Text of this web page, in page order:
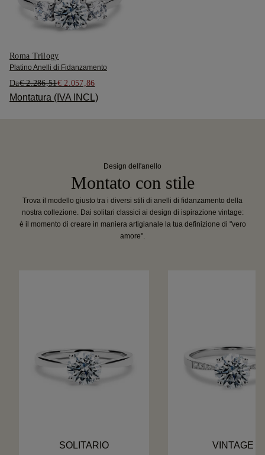
Roma Trilogy
Platino Anelli di Fidanzamento
Da€ 2.286,51€ 2.057,86
Montatura (IVA INCL)
Design dell'anello
Montato con stile
Trova il modello giusto tra i diversi stili di anelli di fidanzamento della
nostra collezione. Dai solitari classici ai design di ispirazione vintage:
è il momento di creare in maniera artigianale la tua definizione di "vero
amore".
SOLITARIO VINTAGE